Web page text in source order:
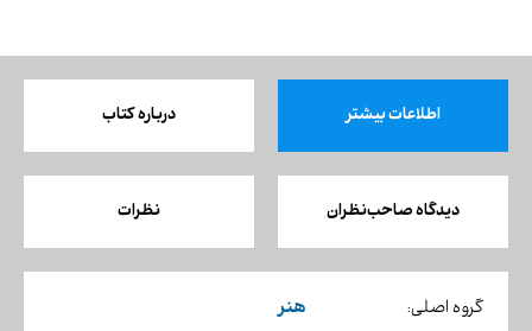
اطلاعات بیشتر درباره کتاب
دیدگاه صاحب‌نظران نظرات
گروه اصلی: هنر